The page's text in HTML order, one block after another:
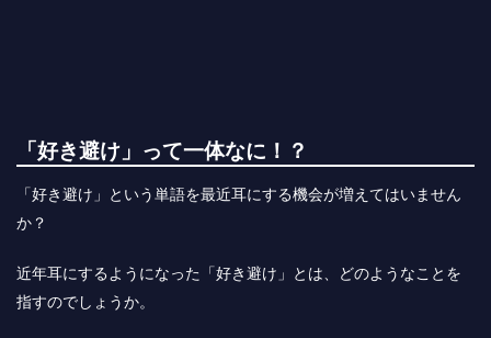
「好き避け」って一体なに！？
「好き避け」という単語を最近耳にする機会が増えてはいません
か？
近年耳にするようになった「好き避け」とは、どのようなことを
指すのでしょうか。